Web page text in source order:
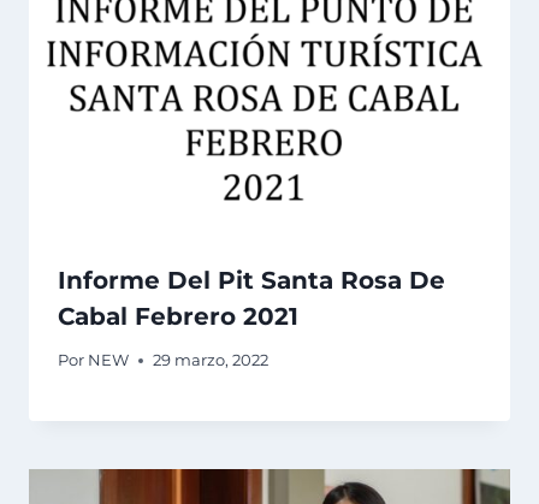
Informe Del Pit Santa Rosa De
Cabal Febrero 2021
Por NEW 29 marzo, 2022